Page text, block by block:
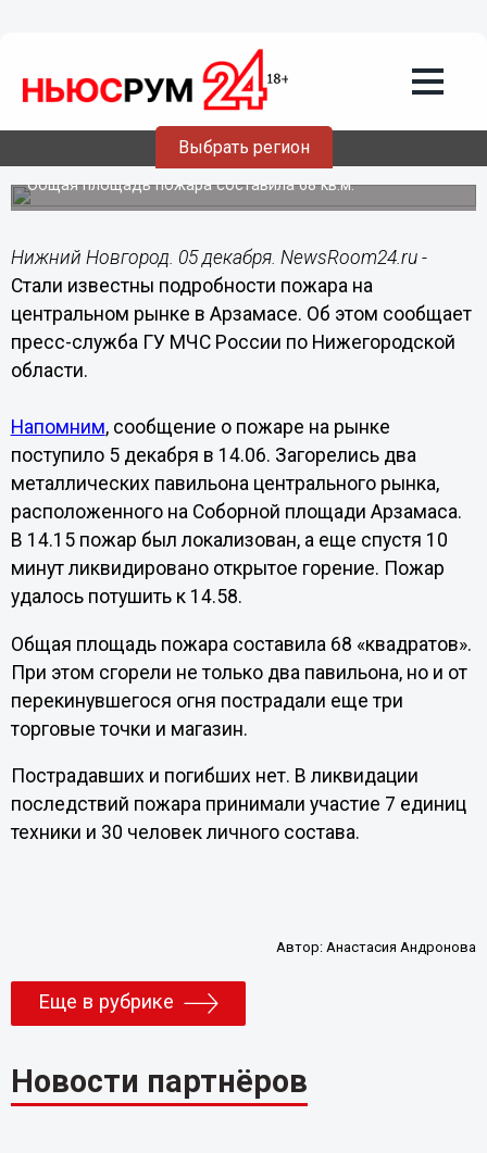
Выбрать регион
05.12.202020:16
Стали известны подробности пожара
на арзамасском рынке
Общая площадь пожара составила 68 кв.м.
Нижний Новгород. 05 декабря. NewsRoom24.ru -
Стали известны подробности пожара на
центральном рынке в Арзамасе. Об этом сообщает
пресс-служба ГУ МЧС России по Нижегородской
области.
Напомним, сообщение о пожаре на рынке
поступило 5 декабря в 14.06. Загорелись два
металлических павильона центрального рынка,
расположенного на Соборной площади Арзамаса.
В 14.15 пожар был локализован, а еще спустя 10
минут ликвидировано открытое горение. Пожар
удалось потушить к 14.58.
Общая площадь пожара составила 68 «квадратов».
При этом сгорели не только два павильона, но и от
перекинувшегося огня пострадали еще три
торговые точки и магазин.
Пострадавших и погибших нет. В ликвидации
последствий пожара принимали участие 7 единиц
техники и 30 человек личного состава.
Автор: Анастасия Андронова
Еще в рубрике
Новости партнёров